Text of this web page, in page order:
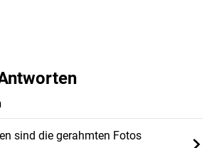
sind die gerahmten Fotos